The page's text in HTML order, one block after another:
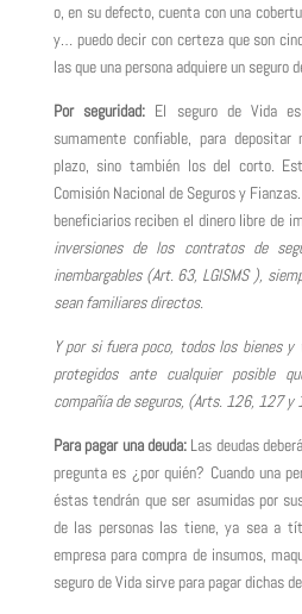
o, en su defecto, cuenta con una
y… puedo decir con certeza que son
las que una persona adquiere un seguro
Por seguridad: El seguro de Vida
sumamente confiable, para
plazo, sino también los del corto.
Comisión Nacional de Seguros y
beneficiarios reciben el dinero libre de
inversiones de los contratos de
inembargables (Art. 63, LGISMS ),
sean familiares directos.
Y por si fuera poco, todos los bienes
protegidos ante cualquier posible
compañía de seguros, (Arts. 126, 127 y
Para pagar una deuda: Las deudas
pregunta es ¿por quién? Cuando una
éstas tendrán que ser asumidas por
de las personas las tiene, ya sea a
empresa para compra de insumos,
seguro de Vida sirve para pagar dichas